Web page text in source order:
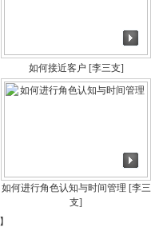
如何接近客户 [李三支]
如何进行角色认知与时间管理 [李三
支]
】